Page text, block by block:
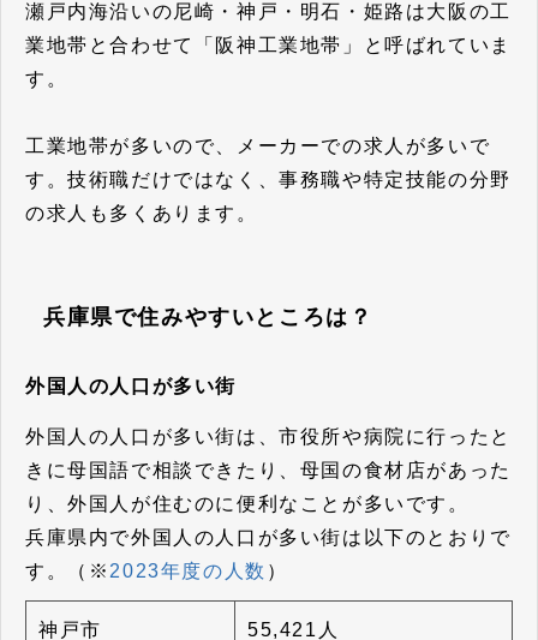
瀬戸内海沿いの尼崎・神戸・明石・姫路は大阪の工
業地帯と合わせて「阪神工業地帯」と呼ばれていま
す。
工業地帯が多いので、メーカーでの求人が多いで
す。技術職だけではなく、事務職や特定技能の分野
の求人も多くあります。
兵庫県で住みやすいところは？
外国人の人口が多い街
外国人の人口が多い街は、市役所や病院に行ったと
きに母国語で相談できたり、母国の食材店があった
り、外国人が住むのに便利なことが多いです。
兵庫県内で外国人の人口が多い街は以下のとおりで
す。（※ 2023年度の人数 ）
神戸市 55,421人